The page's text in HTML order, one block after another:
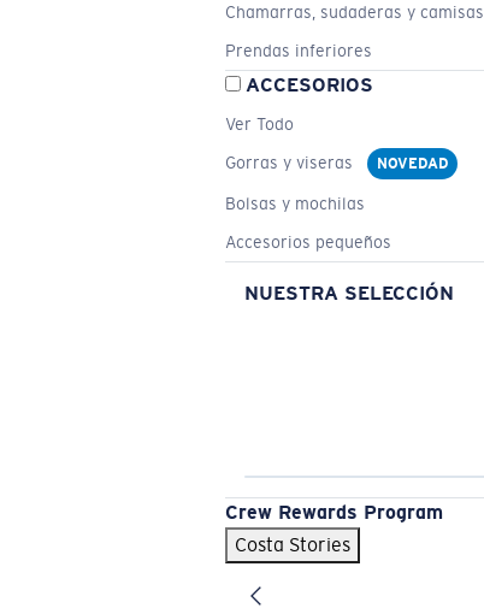
Chamarras, sudaderas y camisas
Prendas inferiores
ACCESORIOS
Ver Todo
Gorras y viseras
NOVEDAD
Bolsas y mochilas
Accesorios pequeños
NUESTRA SELECCIÓN
Crew Rewards Program
Costa Stories